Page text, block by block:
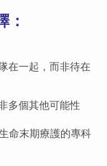
：
在一起，而非待在
多個其他可能性
命末期療護的專科